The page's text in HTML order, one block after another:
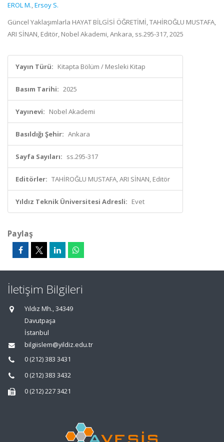
EROL M.,Ersoy S.
Güncel Yaklaşımlarla HAYAT BİLGİSİ ÖĞRETİMİ, TAHİROĞLU MUSTAFA,
ARI SİNAN, Editör, Nobel Akademi, Ankara, ss.295-317, 2025
Yayın Türü: Kitapta Bölüm / Mesleki Kitap
Basım Tarihi: 2025
Yayınevi: Nobel Akademi
Basıldığı Şehir: Ankara
Sayfa Sayıları: ss.295-317
Editörler: TAHİROĞLU MUSTAFA, ARI SİNAN, Editör
Yıldız Teknik Üniversitesi Adresli: Evet
Paylaş
İletişim Bilgileri
Yıldız Mh., 34349
Davutpaşa
İstanbul
bilgiislem@yildiz.edu.tr
0 (212) 383 3431
0 (212) 383 3432
0 (212) 227 3421